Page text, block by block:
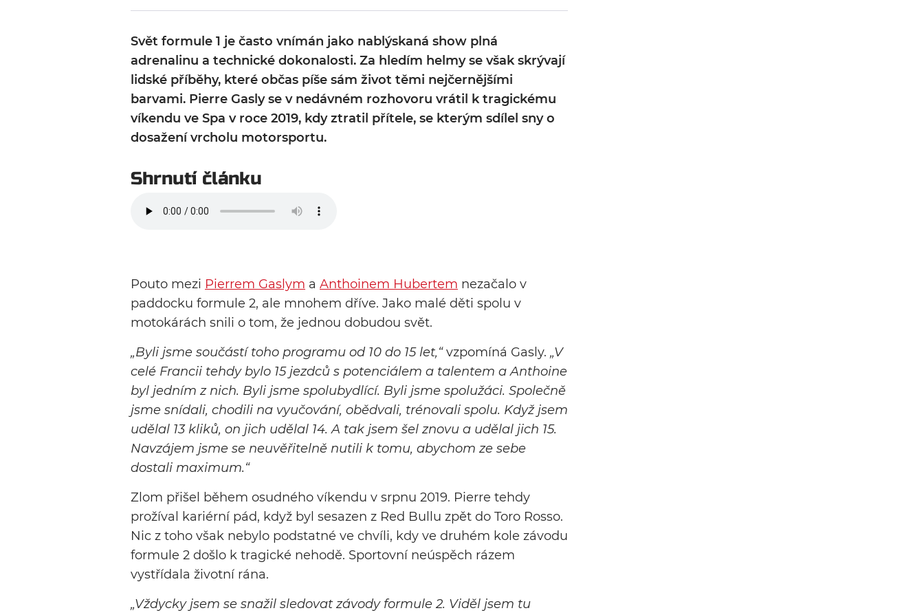
Svět formule 1 je často vnímán jako nablýskaná show plná
adrenalinu a technické dokonalosti. Za hledím helmy se však skrývají
lidské příběhy, které občas píše sám život těmi nejčernějšími
barvami. Pierre Gasly se v nedávném rozhovoru vrátil k tragickému
víkendu ve Spa v roce 2019, kdy ztratil přítele, se kterým sdílel sny o
dosažení vrcholu motorsportu.
Shrnutí článku
Pouto mezi Pierrem Gaslym a Anthoinem Hubertem nezačalo v
paddocku formule 2, ale mnohem dříve. Jako malé děti spolu v
motokárách snili o tom, že jednou dobudou svět.
„Byli jsme součástí toho programu od 10 do 15 let,“vzpomíná Gasly. „V
celé Francii tehdy bylo 15 jezdců s potenciálem a talentem a Anthoine
byl jedním z nich. Byli jsme spolubydlící. Byli jsme spolužáci. Společně
jsme snídali, chodili na vyučování, obědvali, trénovali spolu. Když jsem
udělal 13 kliků, on jich udělal 14. A tak jsem šel znovu a udělal jich 15.
Navzájem jsme se neuvěřitelně nutili k tomu, abychom ze sebe
dostali maximum.“
Zlom přišel během osudného víkendu v srpnu 2019. Pierre tehdy
prožíval kariérní pád, když byl sesazen z Red Bullu zpět do Toro Rosso.
Nic z toho však nebylo podstatné ve chvíli, kdy ve druhém kole závodu
formule 2 došlo k tragické nehodě. Sportovní neúspěch rázem
vystřídala životní rána.
„Vždycky jsem se snažil sledovat závody formule 2. Viděl jsem tu